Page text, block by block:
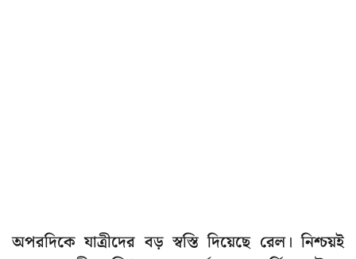
অপরদিকে যাত্রীদের বড় স্বস্তি দিয়েছে রেল। নিশ্চয়ই